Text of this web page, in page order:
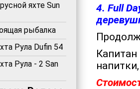
яхте Sun
рыбалка
Рула Dufin 54
Рула - 2 San
4. Full